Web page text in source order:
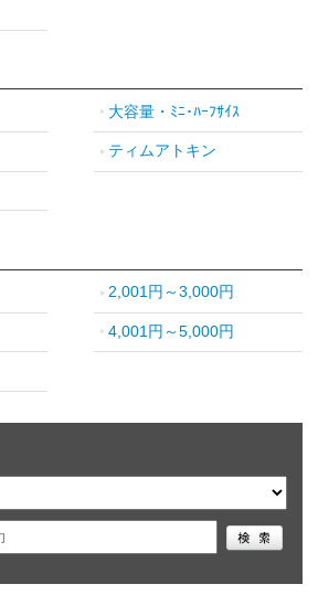
大容量・ﾐﾆ･ﾊｰﾌｻｲｽ
ティムアトキン
2,001円～3,000円
4,001円～5,000円